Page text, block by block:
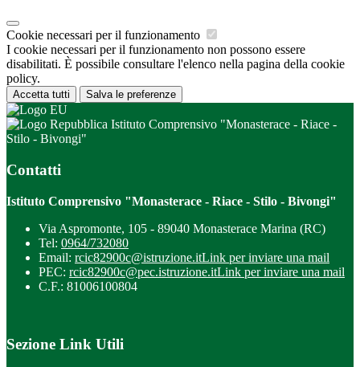
Cookie necessari per il funzionamento
I cookie necessari per il funzionamento non possono essere
disabilitati. È possibile consultare l'elenco nella pagina della cookie
policy.
Accetta tutti Salva le preferenze
Istituto Comprensivo "Monasterace - Riace -
Stilo - Bivongi"
Contatti
Istituto Comprensivo "Monasterace - Riace - Stilo - Bivongi"
Via Aspromonte, 105 - 89040 Monasterace Marina (RC)
Tel: 0964/732080
Email: rcic82900c@istruzione.itLink per inviare una mail
PEC: rcic82900c@pec.istruzione.itLink per inviare una mail
C.F.: 81006100804
Sezione Link Utili